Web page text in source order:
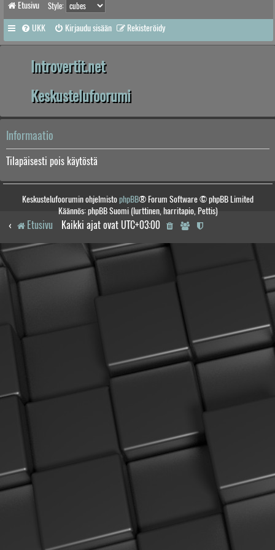
Etusivu Style:
UKK Kirjaudu sisään Rekisteröidy
Introvertit.net
Keskustelufoorumi
Informaatio
Tilapäisesti pois käytöstä
Keskustelufoorumin ohjelmistophpBB® Forum Software © phpBB Limited
Käännös: phpBB Suomi (lurttinen, harritapio, Pettis)
Etusivu Kaikki ajat ovat UTC+03:00